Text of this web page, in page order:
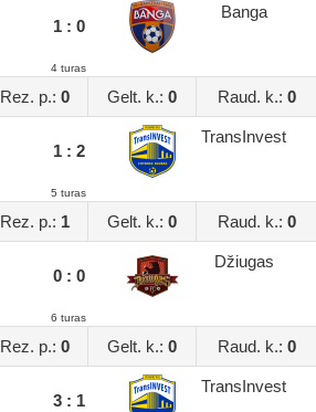
1 : 0
Banga
4 turas
Rez. p.: 0 Gelt. k.: 0 Raud. k.: 0
1 : 2
TransInvest
5 turas
Rez. p.: 1 Gelt. k.: 0 Raud. k.: 0
0 : 0
Džiugas
6 turas
Rez. p.: 0 Gelt. k.: 0 Raud. k.: 0
3 : 1
TransInvest